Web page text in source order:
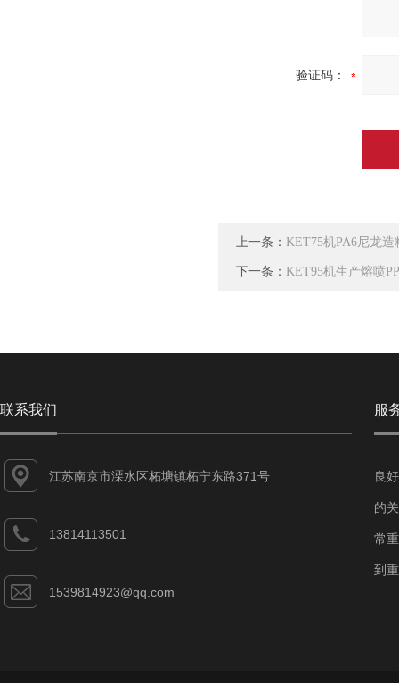
验证码：
上一条： KET75机PA6尼龙
下一条： KET95机生产熔喷
联系我们
江苏南京市溧水区柘塘镇柘宁东路371号
13814113501
1539814923@qq.com
服
良
的
常
到